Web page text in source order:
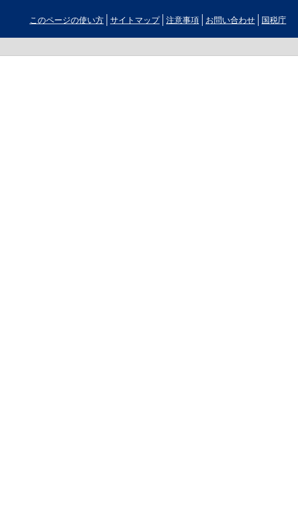
このページの使い方 サイトマップ 注意事項 お問い合わせ 国税庁